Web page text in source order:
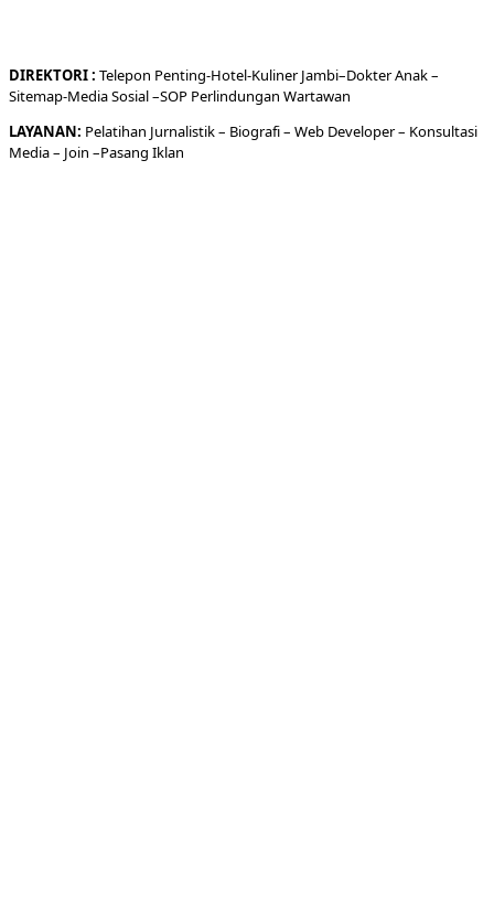
DIREKTORI: Telepon Penting-Hotel-KulinerJambi–DokterAnak –
Sitemap-Media Sosial –SOP Perlindungan Wartawan
LAYANAN: Pelatihan Jurnalistik – Biografi– Web Developer– Konsultasi
Media– Join –Pasang Iklan